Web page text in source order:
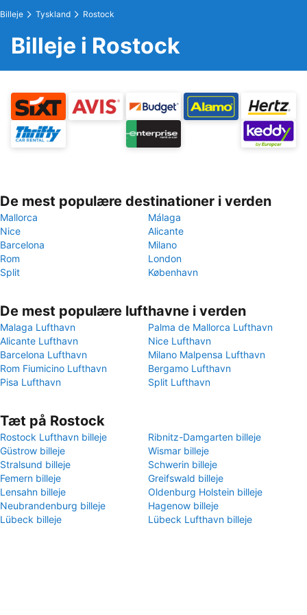
Billeje Tyskland Rostock
Billeje i Rostock
De mest populære destinationer i verden
Mallorca
Málaga
Nice
Alicante
Barcelona
Milano
Rom
London
Split
København
De mest populære lufthavne i verden
Malaga Lufthavn
Palma de Mallorca Lufthavn
Alicante Lufthavn
Nice Lufthavn
Barcelona Lufthavn
Milano Malpensa Lufthavn
Rom Fiumicino Lufthavn
Bergamo Lufthavn
Pisa Lufthavn
Split Lufthavn
Tæt på Rostock
Rostock Lufthavn billeje
Ribnitz-Damgarten billeje
Güstrow billeje
Wismar billeje
Stralsund billeje
Schwerin billeje
Femern billeje
Greifswald billeje
Lensahn billeje
Oldenburg Holstein billeje
Neubrandenburg billeje
Hagenow billeje
Lübeck billeje
Lübeck Lufthavn billeje